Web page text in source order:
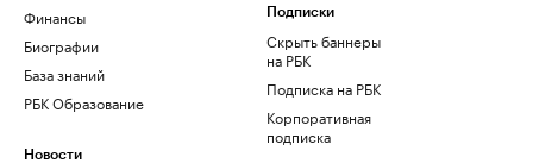
Финансы
Биографии
База знаний
РБК Образование
Новости
Подписки
Скрыть баннеры
на РБК
Подписка на РБК
Корпоративная
подписка